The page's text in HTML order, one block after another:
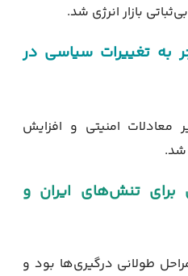
بازار انرژی شد.
روزه منجر به تغییرات سیاسی در
معادلات امنیتی و افزایش
شد.
برای تنش‌های ایران و
طولانی درگیری‌ها بود و